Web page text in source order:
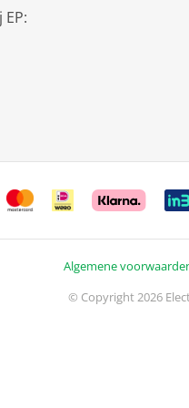
Algemene
© Copyright 2026